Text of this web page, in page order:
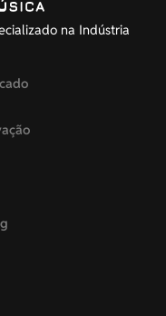
na Indústria